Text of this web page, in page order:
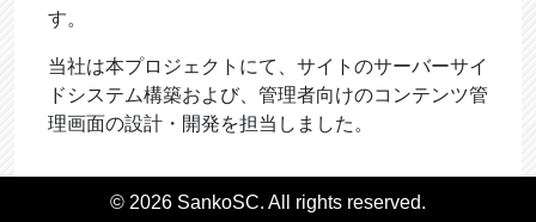
す。
当社は本プロジェクトにて、サイトのサーバーサイ
ドシステム構築および、管理者向けのコンテンツ管
理画面の設計・開発を担当しました。
© 2026 SankoSC. All rights reserved.